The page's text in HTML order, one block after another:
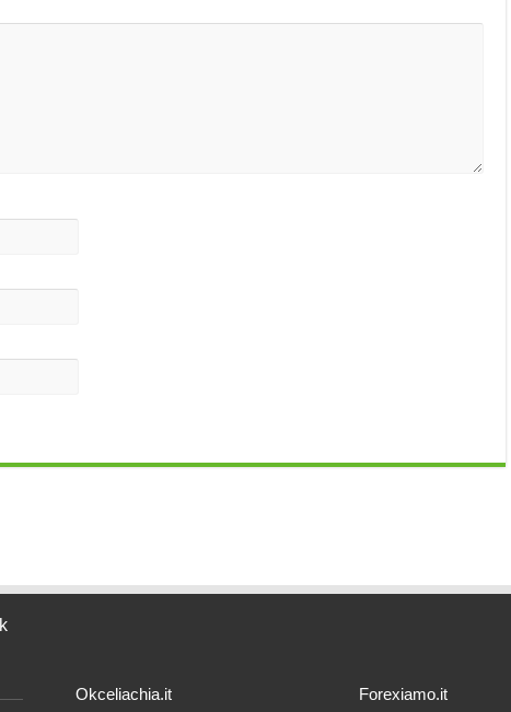
Okceliachia.it Forexiamo.it